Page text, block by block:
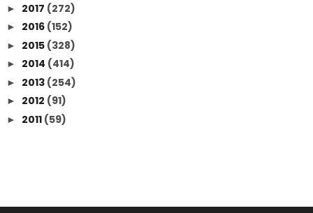
► 2017 (272)
► 2016 (152)
► 2015 (328)
► 2014 (414)
► 2013 (254)
► 2012 (91)
► 2011 (59)